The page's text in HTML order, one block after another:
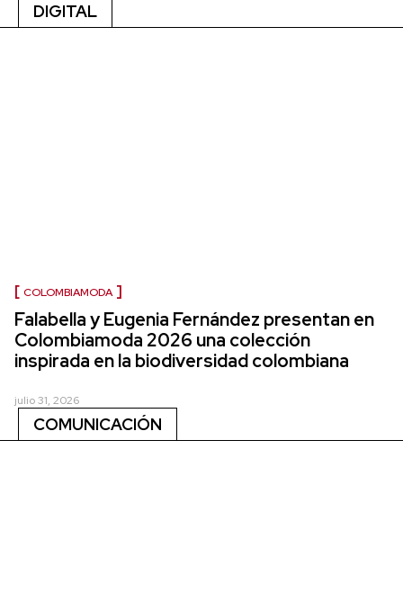
DIGITAL
COLOMBIAMODA
Falabella y Eugenia Fernández presentan en
Colombiamoda 2026 una colección
inspirada en la biodiversidad colombiana
julio 31, 2026
COMUNICACIÓN